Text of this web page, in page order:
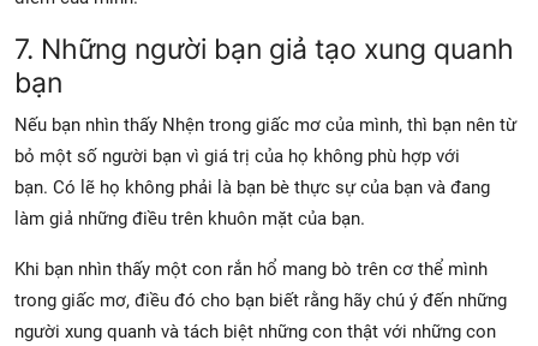
7. Những người bạn giả tạo xung quanh
bạn
Nếu bạn nhìn thấy Nhện trong giấc mơ của mình, thì bạn nên từ
bỏ một số người bạn vì giá trị của họ không phù hợp với
bạn. Có lẽ họ không phải là bạn bè thực sự của bạn và đang
làm giả những điều trên khuôn mặt của bạn.
Khi bạn nhìn thấy một con rắn hổ mang bò trên cơ thể mình
trong giấc mơ, điều đó cho bạn biết rằng hãy chú ý đến những
người xung quanh và tách biệt những con thật với những con